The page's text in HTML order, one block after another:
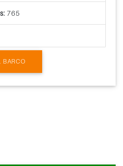
765
BARCO